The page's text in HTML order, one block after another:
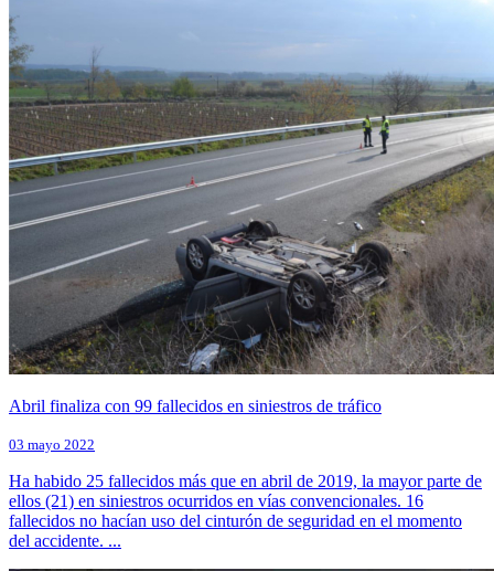
Abril finaliza con 99 fallecidos en siniestros de tráfico
03 mayo 2022
Ha habido 25 fallecidos más que en abril de 2019, la mayor parte de
ellos (21) en siniestros ocurridos en vías convencionales. 16
fallecidos no hacían uso del cinturón de seguridad en el momento
del accidente. ...